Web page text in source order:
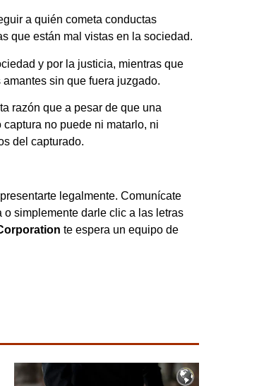
a quién cometa conductas
que están mal vistas en la sociedad.
y por la justicia, mientras que
sin que fuera juzgado.
razón que a pesar de que una
no puede ni matarlo, ni
del capturado.
legalmente. Comunícate
simplemente darle clic a las letras
te espera un equipo de